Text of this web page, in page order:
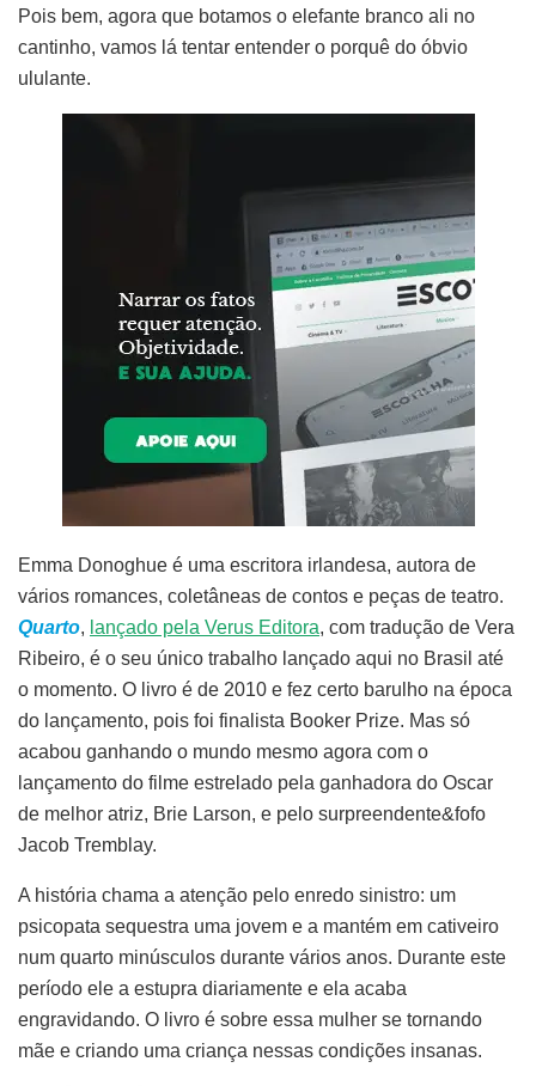
Pois bem, agora que botamos o elefante branco ali no
cantinho, vamos lá tentar entender o porquê do óbvio
ululante.
Emma Donoghue é uma escritora irlandesa, autora de
vários romances, coletâneas de contos e peças de teatro.
Quarto, lançado pela Verus Editora, com tradução de Vera
Ribeiro, é o seu único trabalho lançado aqui no Brasil até
o momento. O livro é de 2010 e fez certo barulho na época
do lançamento, pois foi finalista Booker Prize. Mas só
acabou ganhando o mundo mesmo agora com o
lançamento do filme estrelado pela ganhadora do Oscar
de melhor atriz, Brie Larson, e pelo surpreendente&fofo
Jacob Tremblay.
A história chama a atenção pelo enredo sinistro: um
psicopata sequestra uma jovem e a mantém em cativeiro
num quarto minúsculos durante vários anos. Durante este
período ele a estupra diariamente e ela acaba
engravidando. O livro é sobre essa mulher se tornando
mãe e criando uma criança nessas condições insanas.